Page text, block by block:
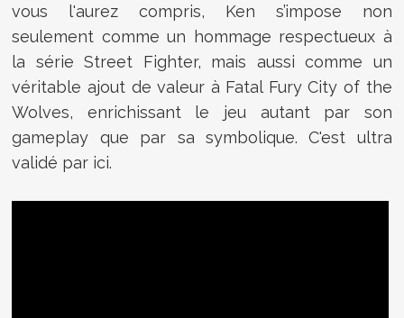
vous l'aurez compris, Ken s’impose non
seulement comme un hommage respectueux à
la série Street Fighter, mais aussi comme un
véritable ajout de valeur à Fatal Fury City of the
Wolves, enrichissant le jeu autant par son
gameplay que par sa symbolique. C'est ultra
validé par ici.